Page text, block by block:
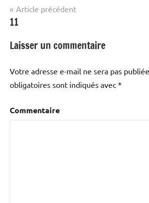
Navigation
de
l’article
Article précédent
11
Laisser un commentaire
Votre adresse e-mail ne sera pas publiée.
obligatoires sont indiqués avec *
Commentaire